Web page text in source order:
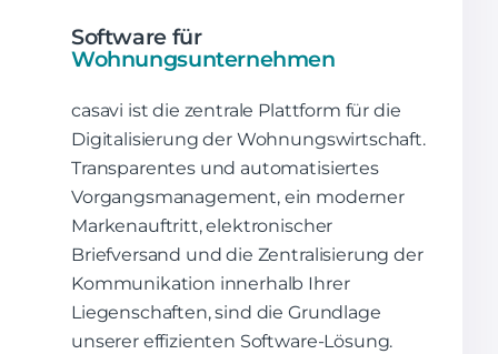
Software für
Wohnungsunternehmen
casavi ist die zentrale Plattform für die
Digitalisierung der Wohnungswirtschaft.
Transparentes und automatisiertes
Vorgangsmanagement, ein moderner
Markenauftritt, elektronischer
Briefversand und die Zentralisierung der
Kommunikation innerhalb Ihrer
Liegenschaften, sind die Grundlage
unserer effizienten Software-Lösung.